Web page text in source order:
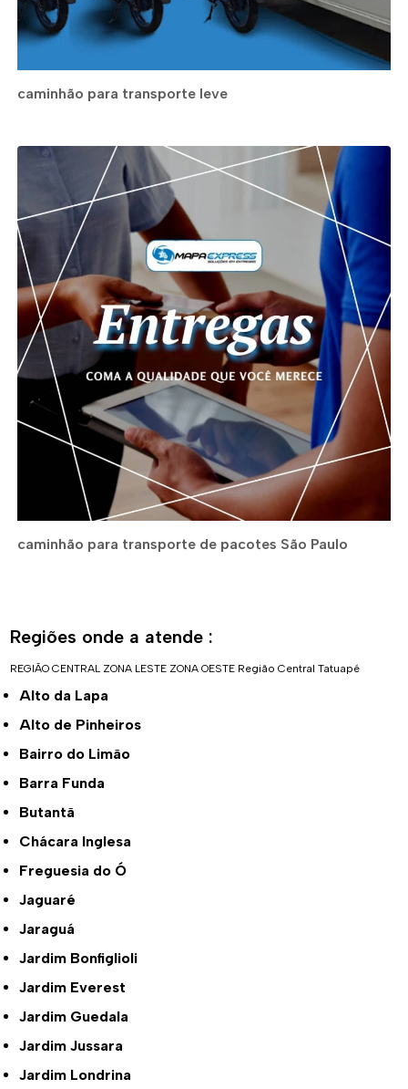
caminhão para transporte leve
caminhão para transporte de pacotes São Paulo
Regiões onde a atende :
REGIÃO CENTRAL ZONA LESTE ZONA OESTE Região Central Tatuapé
Alto da Lapa
Alto de Pinheiros
Bairro do Limão
Barra Funda
Butantã
Chácara Inglesa
Freguesia do Ó
Jaguaré
Jaraguá
Jardim Bonfiglioli
Jardim Everest
Jardim Guedala
Jardim Jussara
Jardim Londrina